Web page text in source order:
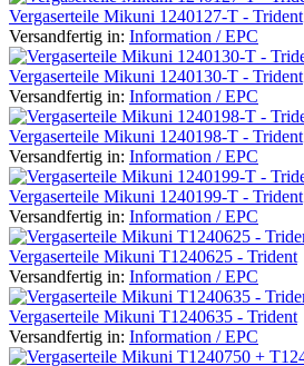
Vergaserteile Mikuni 1240127-T - Trident
Versandfertig in: Information / EPC
Vergaserteile Mikuni 1240130-T - Trident
Versandfertig in: Information / EPC
Vergaserteile Mikuni 1240198-T - Trident
Versandfertig in: Information / EPC
Vergaserteile Mikuni 1240199-T - Trident
Versandfertig in: Information / EPC
Vergaserteile Mikuni T1240625 - Trident
Versandfertig in: Information / EPC
Vergaserteile Mikuni T1240635 - Trident
Versandfertig in: Information / EPC